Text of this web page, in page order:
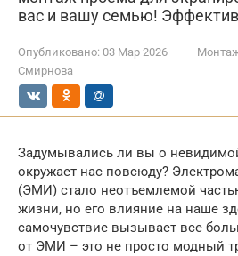
вас и вашу семью!
Опубликовано: 03 Мар 2026
Смирнова
Задумывались ли вы о невидимой
окружает нас повсюду?
(ЭМИ) стало неотъемлемой
жизни, но его влияние на наше
самочувствие вызывает все
от ЭМИ – это не просто модный